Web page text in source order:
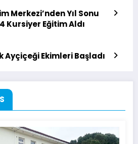
Merkezi’nden Yıl Sonu
Kursiyer Eğitim Aldı
Ayçiçeği Ekimleri Başladı